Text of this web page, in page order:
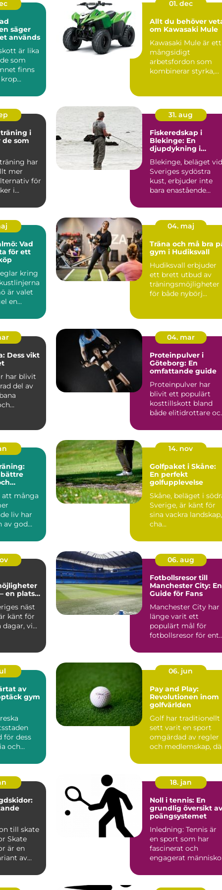
säger
används
är lika
som
finns
01. dec
Allt du behöver
om Kawasaki Mule
Kawasaki Mule är ett
mångsidigt
arbetsfordon som
kombinerar styrka,
i
de som
har
mer
för
i...
31. aug
Fiskeredskap i
Blekinge: En
djupdykning i
Blekinge, beläget vid
Sveriges sydöstra
kust, erbjuder inte
bara enastående
Vad
för ett
kring
är valet
en...
04. maj
Träna och må bra
gym i Hudiksvall
Hudiksvall erbjuder
ett brett utbud av
träningsmöjligheter
för både nybörj...
Dess vikt
har blivit
del av
04. mar
Proteinpulver i
Göteborg: En
omfattande guide
Proteinpulver har
blivit ett populärt
kosttillskott bland
både elitidrottare
många
liv har
av god
14. nov
Golfpaket i Skåne:
En perfekt
golfupplevelse
Skåne, beläget i
Sverige, är känt för
sina vackra landskap,
cha...
en plats
näst
känt för
vi...
06. aug
Fotbollsresor till
Manchester City: En
Guide för Fans
Manchester City har
länge varit ett
populärt mål för
fotbollsresor för
av
gym
för dess
och
06. jun
Pay and Play:
Revolutionen inom
golfvärlden
Golf har traditionellt
sett varit en sport
omgärdad av regler
och medlemskap,
till skate
är en
av
18. jan
Noll i tennis: En
grundlig översikt av
poängsystemet
Inledning: Tennis är
en sport som har
fascinerat och
engagerat
de me...